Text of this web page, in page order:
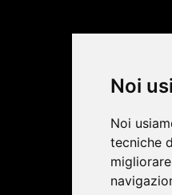
Noi
Noi
tecniche